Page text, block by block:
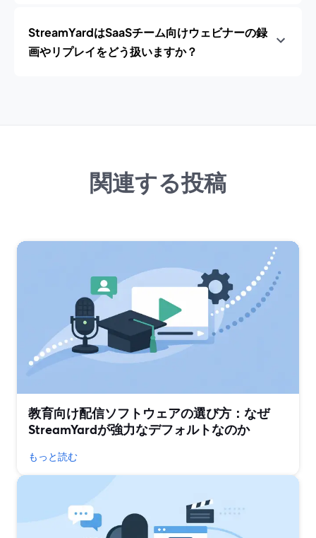
StreamYardはSaaSチーム向けウェビナーの録
画やリプレイをどう扱いますか？
関連する投稿
教育向け配信ソフトウェアの選び方：なぜ
StreamYardが強力なデフォルトなのか
もっと読む